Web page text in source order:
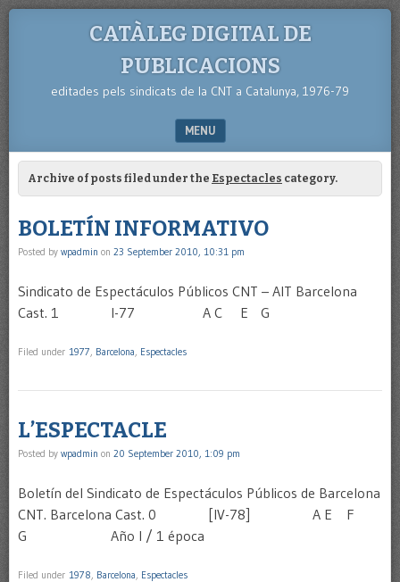
CATÀLEG DIGITAL DE
PUBLICACIONS
editades pels sindicats de la CNT a Catalunya, 1976-79
MENU
SKIP TO CONTENT
Archive of posts filed under the Espectacles category.
BOLETÍN INFORMATIVO
Posted by wpadmin on 23 September 2010, 10:31 pm
Sindicato de Espectáculos Públicos CNT – AIT Barcelona
Cast. 1 I-77 A C E G
Filed under 1977, Barcelona, Espectacles
L’ESPECTACLE
Posted by wpadmin on 20 September 2010, 1:09 pm
Boletín del Sindicato de Espectáculos Públicos de Barcelona
CNT. Barcelona Cast. 0 [IV-78] A E F
G Año I / 1 época
Filed under 1978 Barcelona Espectacles